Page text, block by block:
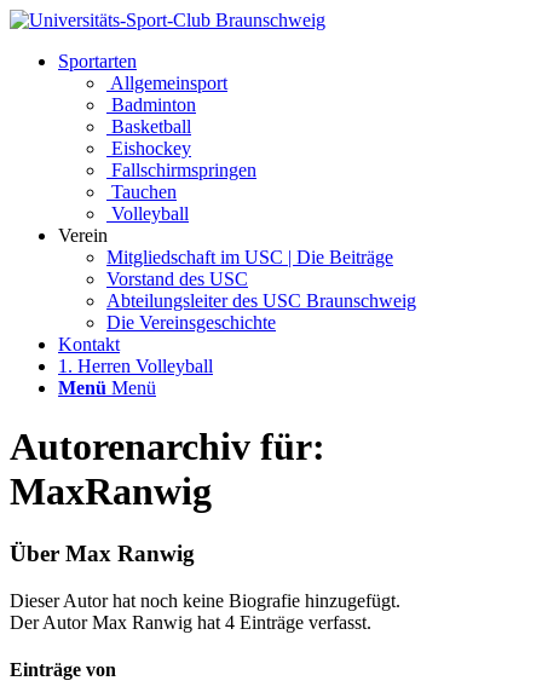
Sportarten
Allgemeinsport
Badminton
Basketball
Eishockey
Fallschirmspringen
Tauchen
Volleyball
Verein
Mitgliedschaft im USC | Die Beiträge
Vorstand des USC
Abteilungsleiter des USC Braunschweig
Die Vereinsgeschichte
Kontakt
1. Herren Volleyball
Menü Menü
Autorenarchiv für:
MaxRanwig
Über Max Ranwig
Dieser Autor hat noch keine Biografie hinzugefügt.
Der AutorMax Ranwig hat 4 Einträge verfasst.
Einträge von